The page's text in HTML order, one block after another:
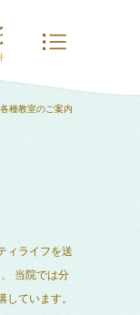
種教室のご案内
ィライフを送
当院では分
ています。